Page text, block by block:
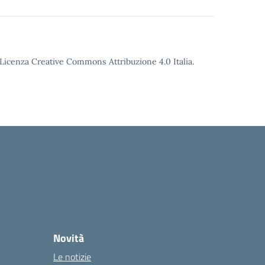
Creative Commons Attribuzione 4.0 Italia.
Novità
Le notizie